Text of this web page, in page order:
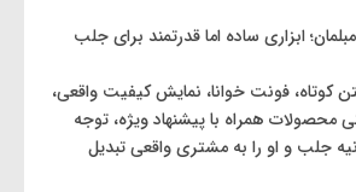
ابزاری ساده اما قدرتمند برای جلب
کوتاه، فونت خوانا، نمایش کیفیت واقعی،
محصولات همراه با پیشنهاد ویژه، توجه
جلب و او را به مشتری واقعی تبدیل